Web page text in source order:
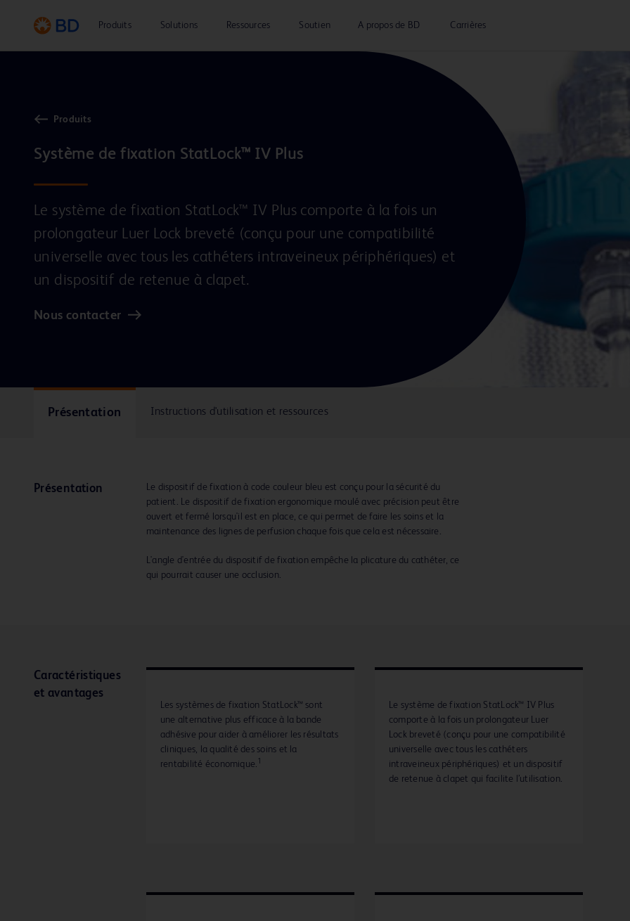
Produits Solutions Ressources Soutien A propos de BD Carrières
Produits
Le système de fixation StatLock™ IV Plus comporte à la fois un
prolongateur Luer Lock breveté (conçu pour une compatibilité
universelle avec tous les cathéters intraveineux périphériques) et
un dispositif de retenue à clapet.
Nous contacter
Présentation Instructions d'utilisation et ressources
Présentation
Le dispositif de fixation à code couleur bleu est conçu pour la sécurité du
patient. Le dispositif de fixation ergonomique moulé avec précision peut être
ouvert et fermé lorsqu'il est en place, ce qui permet de faire les soins et la
maintenance des lignes de perfusion chaque fois que cela est nécessaire.
L'angle d'entrée du dispositif de fixation empêche la plicature du cathéter, ce
qui pourrait causer une occlusion.
Caractéristiques
et avantages
Les systèmes de fixation StatLock™ sont
une alternative plus efficace à la bande
adhésive pour aider à améliorer les résultats
cliniques, la qualité des soins et la
rentabilité économique. 1
Le système de fixation StatLock™ IV Plus
comporte à la fois un prolongateur Luer
Lock breveté (conçu pour une compatibilité
universelle avec tous les cathéters
intraveineux périphériques) et un dispositif
de retenue à clapet qui facilite l’utilisation.